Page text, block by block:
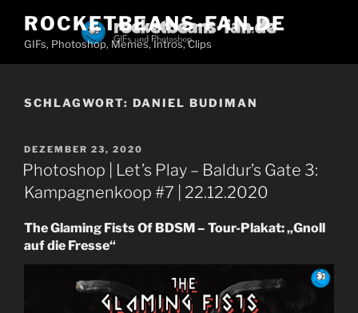
Inhalt
springen
ROCKETBEANS-FAN.DE
GIFs, Photoshop, Memes, Intros, Clips
SCHLAGWORT: DANIEL BUDIMAN
VERÖFFENTLICHT
AM
DEZEMBER 23, 2020
Photoshop | Let’s Play – Baldur’s Gate 3:
Kampagnenkoop #7 | 22.12.2020
The Glaming Fists Of BDSM – Tour-Plakat: „Gnoll
auf die Fresse“